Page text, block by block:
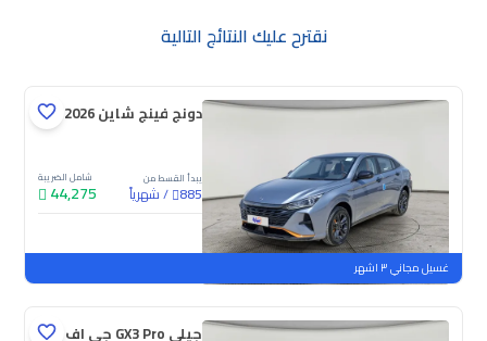
نقترح عليك النتائج التالية
دونج فينج شاين E1 2026
يبدأ القسط من
885
/شهرياً
شامل الضريبة
44,275
جديدة
غسيل مجاني ٣ اشهر
جيلي GX3 Pro جى اف